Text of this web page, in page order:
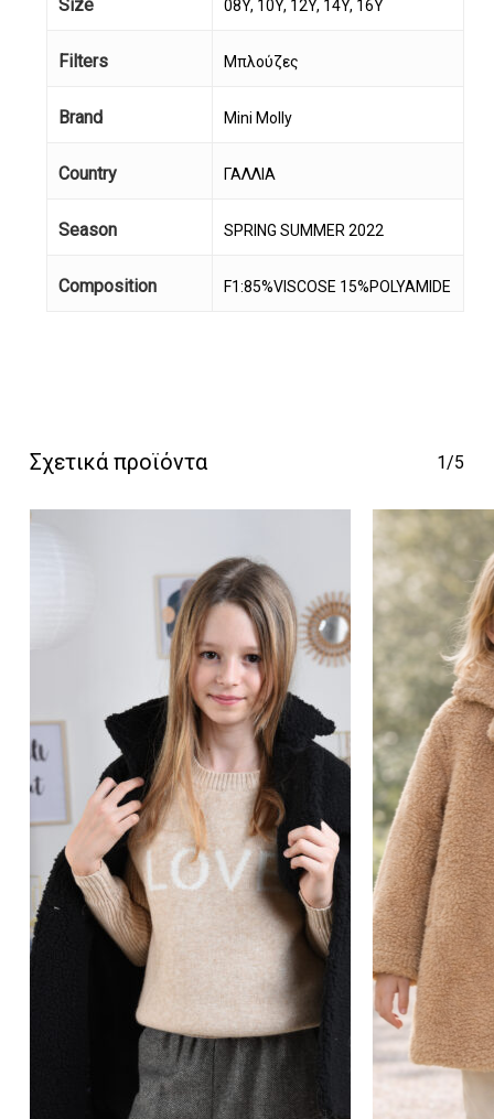
Size 08Y, 10Y, 12Y, 14Y, 16Y
Filters Μπλούζες
Brand Mini Molly
Country ΓΑΛΛΙΑ
Season SPRING SUMMER 2022
Composition F1:85%VISCOSE 15%POLYAMIDE
Σχετικά προϊόντα 1/5